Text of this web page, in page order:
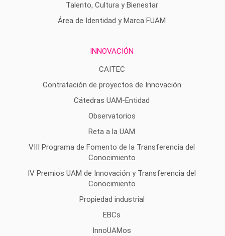
Talento, Cultura y Bienestar
Área de Identidad y Marca FUAM
INNOVACIÓN
CAITEC
Contratación de proyectos de Innovación
Cátedras UAM-Entidad
Observatorios
Reta a la UAM
VIII Programa de Fomento de la Transferencia del
Conocimiento
IV Premios UAM de Innovación y Transferencia del
Conocimiento
Propiedad industrial
EBCs
InnoUAMos